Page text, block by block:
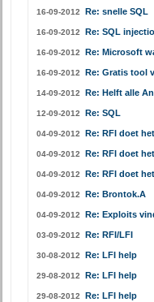
16-09-2012 Re: snelle SQL
16-09-2012 Re: SQL
16-09-2012 Re: Microsoft
16-09-2012 Re: Gratis tool
14-09-2012 Re: Helft alle
12-09-2012 Re: SQL
04-09-2012 Re: RFI doet
04-09-2012 Re: RFI doet
04-09-2012 Re: RFI doet
04-09-2012 Re: Brontok.A
04-09-2012 Re: Exploits
03-09-2012 Re: RFI/LFI
30-08-2012 Re: LFI help
29-08-2012 Re: LFI help
29-08-2012 Re: LFI help